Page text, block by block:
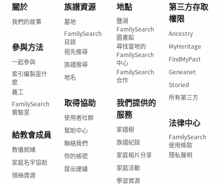
關於
我們的故事
參與方法
一起參與
索引編製是什
麼
義工
FamilySearch
實驗室
給教會成員
教儀就緒
家庭名字協助
領袖資源
族譜資源
墓地
FamilySearch
目錄
祖先搜尋
族譜搜尋
地名
取得協助
使用者社群
幫助中心
聯絡我們
你的帳號
提出建議
地點
鹽湖
FamilySearch
圖書館
尋找當地的
FamilySearch
中心
FamilySearch
合作
我們提供的
服務
家譜樹
族譜紀錄
家庭相片分享
家庭活動
學習資源
第三方存取
權限
Ancestry
MyHeritage
FindMyPast
Geneanet
Storied
所有第三方
法律中心
FamilySearch
使用條款
隱私聲明